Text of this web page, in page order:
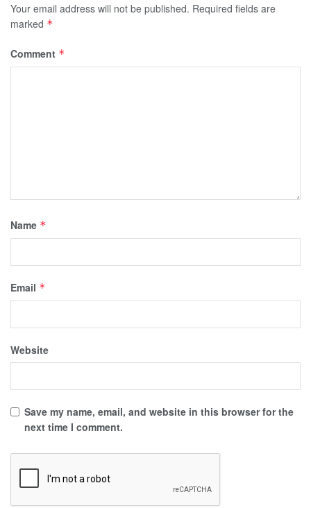
Your email address will not be published. Required fields are
marked *
Comment *
Name *
Email *
Website
Save my name, email, and website in this browser for the
next time I comment.